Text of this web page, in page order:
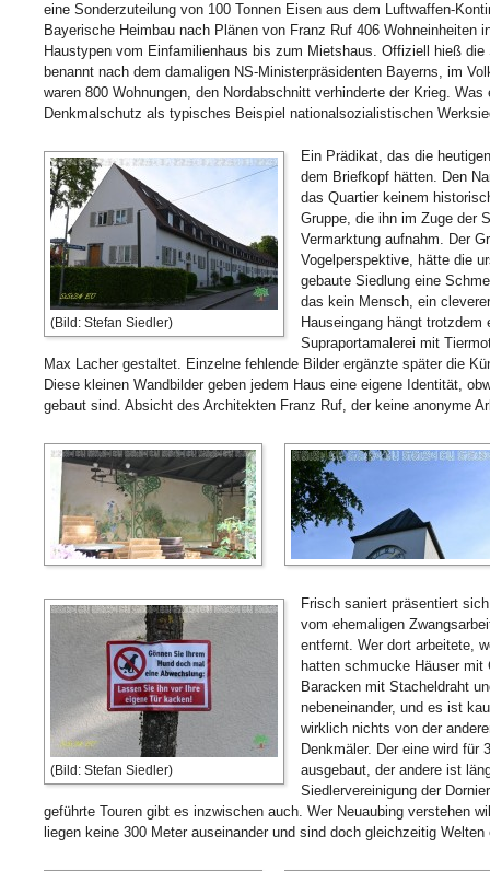
eine Sonderzuteilung von 100 Tonnen Eisen aus dem Luftwaffen-
Bayerische Heimbau nach Plänen von Franz Ruf 406 Wohneinheiten
Haustypen vom Einfamilienhaus bis zum Mietshaus. Offiziell hieß die
benannt nach dem damaligen NS-Ministerpräsidenten Bayerns, im
waren 800 Wohnungen, den Nordabschnitt verhinderte der Krieg.
Denkmalschutz als typisches Beispiel nationalsozialistischen
(Bild: Stefan Siedler)
Ein Prädikat, das die
dem Briefkopf hätten. Den
das Quartier keinem
Gruppe, die ihn im Zuge der
Vermarktung aufnahm. Der
Vogelperspektive, hätte die
gebaute Siedlung eine
das kein Mensch, ein
Hauseingang hängt
Supraportamalerei mit
Max Lacher gestaltet. Einzelne fehlende Bilder ergänzte später die
Diese kleinen Wandbilder geben jedem Haus eine eigene Identität,
gebaut sind. Absicht des Architekten Franz Ruf, der keine anonyme
(Bild: Stefan Siedler)
Frisch saniert präsentiert
vom ehemaligen
entfernt. Wer dort arbeitete,
hatten schmucke Häuser mit
Baracken mit Stacheldraht
nebeneinander, und es ist
wirklich nichts von der
Denkmäler. Der eine wird für
ausgebaut, der andere ist
Siedlervereinigung der
geführte Touren gibt es inzwischen auch. Wer Neuaubing verstehen
liegen keine 300 Meter auseinander und sind doch gleichzeitig Welten